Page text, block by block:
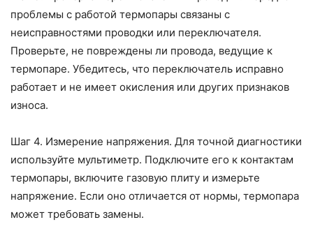
проблемы с работой термопары связаны с
неисправностями проводки или переключателя.
Проверьте, не повреждены ли провода, ведущие к
термопаре. Убедитесь, что переключатель исправно
работает и не имеет окисления или других признаков
износа.
Шаг 4. Измерение напряжения. Для точной диагностики
используйте мультиметр. Подключите его к контактам
термопары, включите газовую плиту и измерьте
напряжение. Если оно отличается от нормы, термопара
может требовать замены.